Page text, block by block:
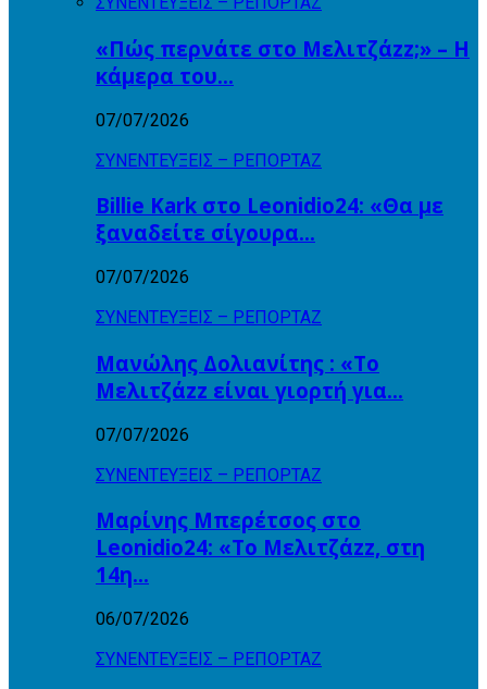
«Πώς περνάτε στο Μελιτζάzz;» – Η
κάμερα του…
07/07/2026
ΣΥΝΕΝΤΕΥΞΕΙΣ – ΡΕΠΟΡΤΑΖ
Billie Kark στο Leonidio24: «Θα με
ξαναδείτε σίγουρα…
07/07/2026
ΣΥΝΕΝΤΕΥΞΕΙΣ – ΡΕΠΟΡΤΑΖ
Μανώλης Δολιανίτης : «Το
Μελιτζάzz είναι γιορτή για…
07/07/2026
ΣΥΝΕΝΤΕΥΞΕΙΣ – ΡΕΠΟΡΤΑΖ
Μαρίνης Μπερέτσος στο
Leonidio24: «Το Μελιτζάzz, στη
14η…
06/07/2026
ΣΥΝΕΝΤΕΥΞΕΙΣ – ΡΕΠΟΡΤΑΖ